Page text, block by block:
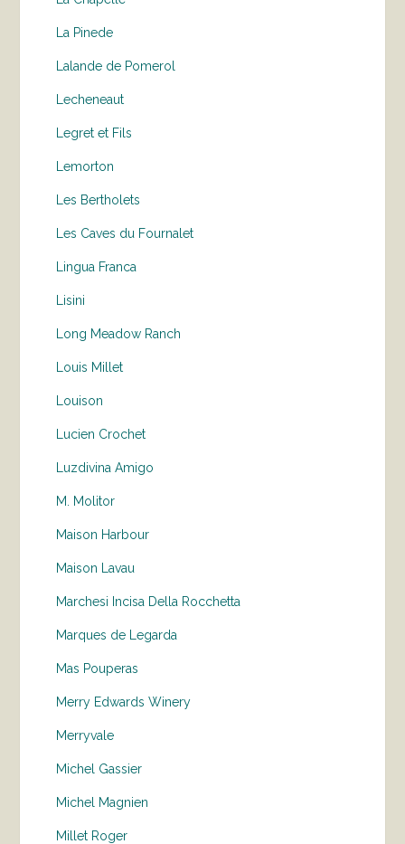
La Pinede
Lalande de Pomerol
Lecheneaut
Legret et Fils
Lemorton
Les Bertholets
Les Caves du Fournalet
Lingua Franca
Lisini
Long Meadow Ranch
Louis Millet
Louison
Lucien Crochet
Luzdivina Amigo
M. Molitor
Maison Harbour
Maison Lavau
Marchesi Incisa Della Rocchetta
Marques de Legarda
Mas Pouperas
Merry Edwards Winery
Merryvale
Michel Gassier
Michel Magnien
Millet Roger